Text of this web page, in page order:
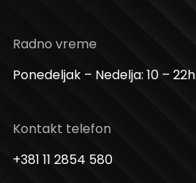
Radno vreme
Ponedeljak – Nedelja: 10 – 22h
Kontakt telefon
+381 11 2854 580